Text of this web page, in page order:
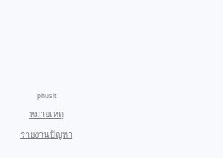
phusit
หมายเหตุ
รายงานปัญหา